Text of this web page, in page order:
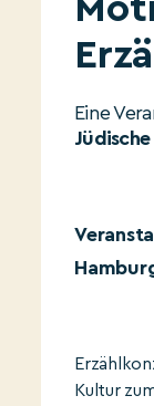
Eine
Kultur